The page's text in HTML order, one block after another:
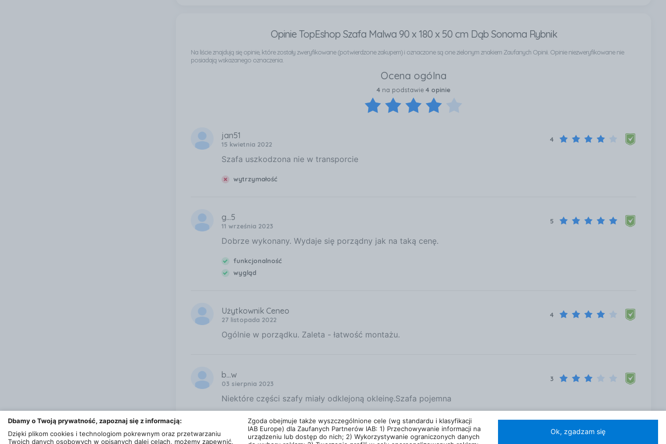
Opinie TopEshop Szafa Malwa 90 x 180 x 50 cm Dąb Sonoma Rybnik
Na liście znajdują się opinie, które zostały zweryfikowane (potwierdzone zakupem) i oznaczone są one zielonym znakiem Zaufanych Opinii. Opinie niezweryfikowane nie
posiadają wskazanego oznaczenia.
Ocena ogólna
4 na podstawie 4 opinie
jan51
15 kwietnia 2022
4
Szafa uszkodzona nie w transporcie
wytrzymałość
g...5
11 września 2023
5
Dobrze wykonany. Wydaje się porządny jak na taką cenę.
funkcjonalność
wygląd
Użytkownik Ceneo
27 listopada 2022
4
Ogólnie w porządku. Zaleta - łatwość montażu.
b...w
03 sierpnia 2023
3
Niektóre części szafy miały odklejoną okleinę.Szafa pojemna
funkcjonalność
wygląd
wytrzymałość
Dbamy o Twoją prywatność, zapoznaj się z informacją:
Dzięki plikom cookies i technologiom pokrewnym oraz przetwarzaniu
Twoich danych osobowych w opisanych dalej celach, możemy zapewnić,
Zgoda obejmuje także wyszczególnione cele (wg standardu i klasyfikacji
IAB Europe) dla Zaufanych Partnerów IAB: 1) Przechowywanie informacji na
urządzeniu lub dostęp do nich; 2) Wykorzystywanie ograniczonych danych
Ok, zgadzam się